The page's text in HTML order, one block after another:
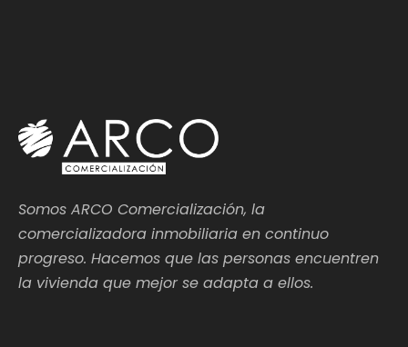
Somos ARCO Comercialización, la
comercializadora inmobiliaria en continuo
progreso. Hacemos que las personas encuentren
la vivienda que mejor se adapta a ellos.